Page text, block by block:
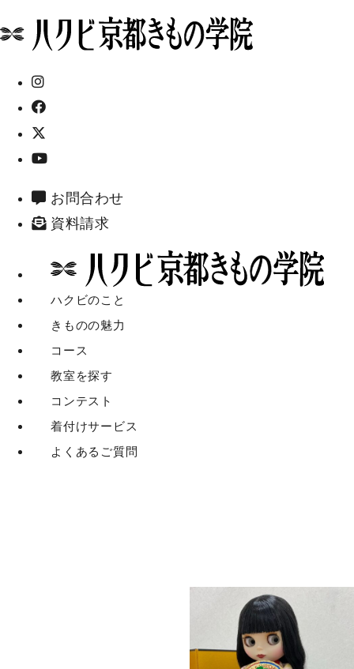
お問合わせ
資料請求
ハクビのこと
きものの魅力
コース
教室を探す
コンテスト
着付けサービス
よくあるご質問